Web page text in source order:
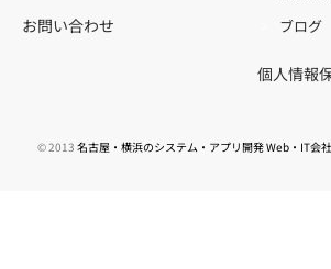
お問い合わせ
ブログ
個人情報
© 2013 名古屋・横浜のシステム・アプリ開発 Web・IT会